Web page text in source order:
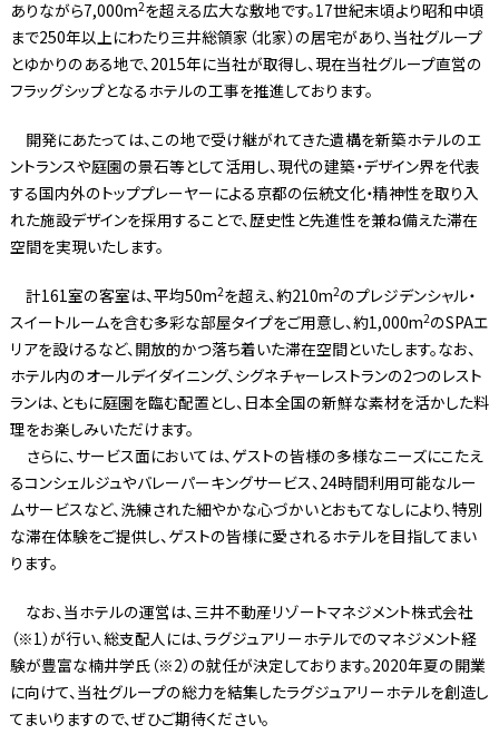
ありながら7,000m2を超える広大な敷地です。17世紀末頃より昭和中頃
まで250年以上にわたり三井総領家（北家）の居宅があり、当社グループ
とゆかりのある地で、2015年に当社が取得し、現在当社グループ直営の
フラッグシップとなるホテルの工事を推進しております。
開発にあたっては、この地で受け継がれてきた遺構を新築ホテルのエ
ントランスや庭園の景石等として活用し、現代の建築・デザイン界を代表
する国内外のトッププレーヤーによる京都の伝統文化・精神性を取り入
れた施設デザインを採用することで、歴史性と先進性を兼ね備えた滞在
空間を実現いたします。
計161室の客室は、平均50m2を超え、約210m2のプレジデンシャル・
スイートルームを含む多彩な部屋タイプをご用意し、約1,000m2のSPAエ
リアを設けるなど、開放的かつ落ち着いた滞在空間といたします。なお、
ホテル内のオールデイダイニング、シグネチャーレストランの2つのレスト
ランは、ともに庭園を臨む配置とし、日本全国の新鮮な素材を活かした料
理をお楽しみいただけます。
さらに、サービス面においては、ゲストの皆様の多様なニーズにこたえ
るコンシェルジュやバレーパーキングサービス、24時間利用可能なルー
ムサービスなど、洗練された細やかな心づかいとおもてなしにより、特別
な滞在体験をご提供し、ゲストの皆様に愛されるホテルを目指してまい
ります。
なお、当ホテルの運営は、三井不動産リゾートマネジメント株式会社
（※1）が行い、総支配人には、ラグジュアリーホテルでのマネジメント経
験が豊富な楠井学氏（※2）の就任が決定しております。2020年夏の開業
に向けて、当社グループの総力を結集したラグジュアリーホテルを創造し
てまいりますので、ぜひご期待ください。